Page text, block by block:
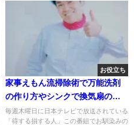
お役立ち
家事えもん流掃除術で万能洗剤
の作り方やシンクで換気扇の油
汚れもスッキリ
毎週木曜日に日本テレビで放送されている
「得する損する人」この番組でお馴染みの